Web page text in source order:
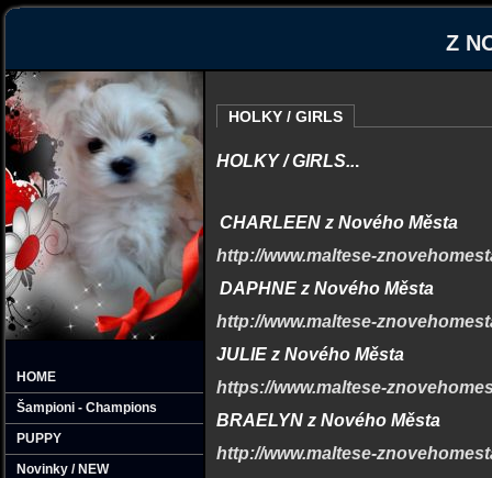
Z
HOME
Šampioni - Champions
PUPPY
Novinky / NEW
HOLKY / GIRLS
HOLKY / GIRLS...
CHARLEEN z Nového Města
http://www.maltese-
DAPHNE z Nového Města
http://www.maltese-
JULIE z Nového Města
https://www.maltese-
BRAELYN z Nového Města
http://www.maltese-